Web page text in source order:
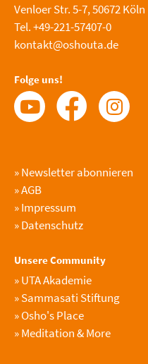
Venloer Str. 5-7, 50672 Köln
Tel. +49-221-57407-0
kontakt@oshouta.de
Folge uns!
»Newsletter abonnieren
»AGB
»Impressum
»Datenschutz
Unsere Community
»UTA Akademie
»Sammasati Stiftung
»Osho's Place
»Meditation & More